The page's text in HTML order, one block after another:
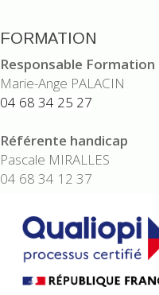
FORMATION
Responsable Formation
Marie-Ange PALACIN
04 68 34 25 27
Référente handicap
Pascale MIRALLES
04 68 34 12 37